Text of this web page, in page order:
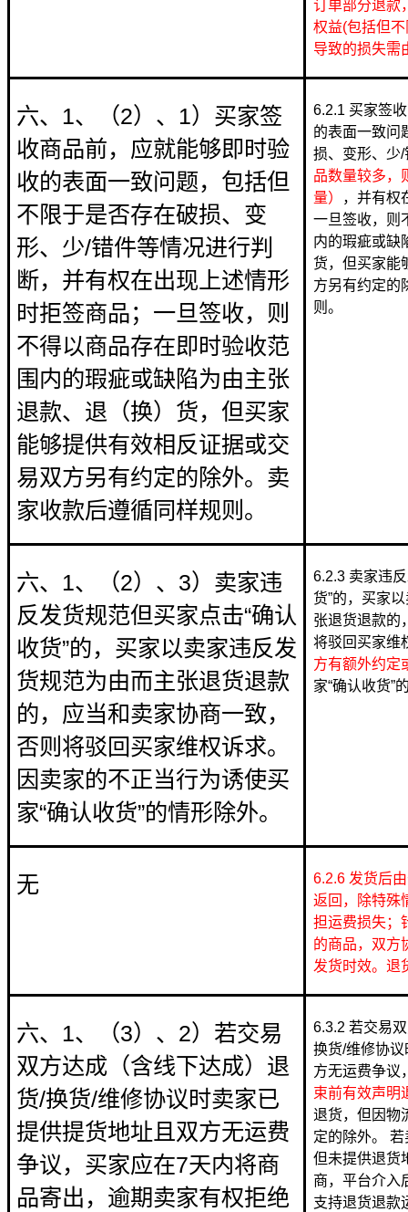
订单部分退款
权益(包括但
导致的损失需
六、1、（2）、1）买家签
收商品前，应就能够即时验
收的表面一致问题，包括但
不限于是否存在破损、变
形、少/错件等情况进行判
断，并有权在出现上述情形
时拒签商品；一旦签收，则
不得以商品存在即时验收范
围内的瑕疵或缺陷为由主张
退款、退（换）货，但买家
能够提供有效相反证据或交
易双方另有约定的除外。卖
家收款后遵循同样规则。
6.2.1 买家签
的表面一致问
损、变形、少
品数量较多，
量）
，并有权
一旦签收，则
内的瑕疵或缺
货，但买家能
方另有约定的
则。
六、1、（2）、3）卖家违
反发货规范但买家点击“确认
收货”的，买家以卖家违反发
货规范为由而主张退货退款
的，应当和卖家协商一致，
否则将驳回买家维权诉求。
因卖家的不正当行为诱使买
家“确认收货”的情形除外。
6.2.3 卖家违
货”的，买家
张退货退款的
将驳回买家维
方有额外约定
家“确认收货”
无
6.2.6 发货后
返回，除特殊
担运费损失；
的商品，双方
发货时效。退
六、1、（3）、2）若交易
双方达成（含线下达成）退
货/换货/维修协议时卖家已
提供提货地址且双方无运费
争议，买家应在7天内将商
品寄出，逾期卖家有权拒绝
6.3.2 若交易
换货/维修协
方无运费争议
束前有效声明
退货，但因物
定的除外。
但未提供退货
商，平台介入
支持退货退款